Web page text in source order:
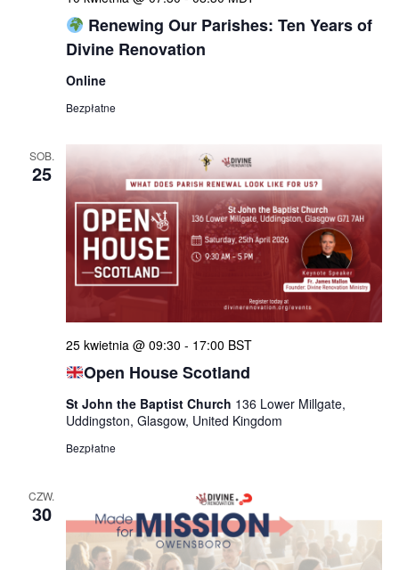
Renewing Our Parishes: Ten Years of
Divine Renovation
Online
Bezpłatne
SOB.
25
Open House Scotland
25 kwietnia @ 09:30 - 17:00 BST
St John the Baptist Church 136 Lower Millgate,
Uddingston, Glasgow, United Kingdom
Bezpłatne
CZW.
30